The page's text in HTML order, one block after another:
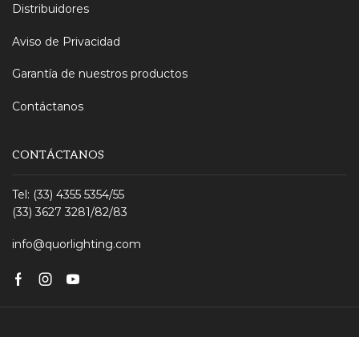
Distribuidores
Aviso de Privacidad
Garantía de nuestros productos
Contáctanos
CONTÁCTANOS
Tel: (33) 4355 5354/55
(33) 3627 3281/82/83
info@quorlighting.com
Facebook
Instagram
Youtube